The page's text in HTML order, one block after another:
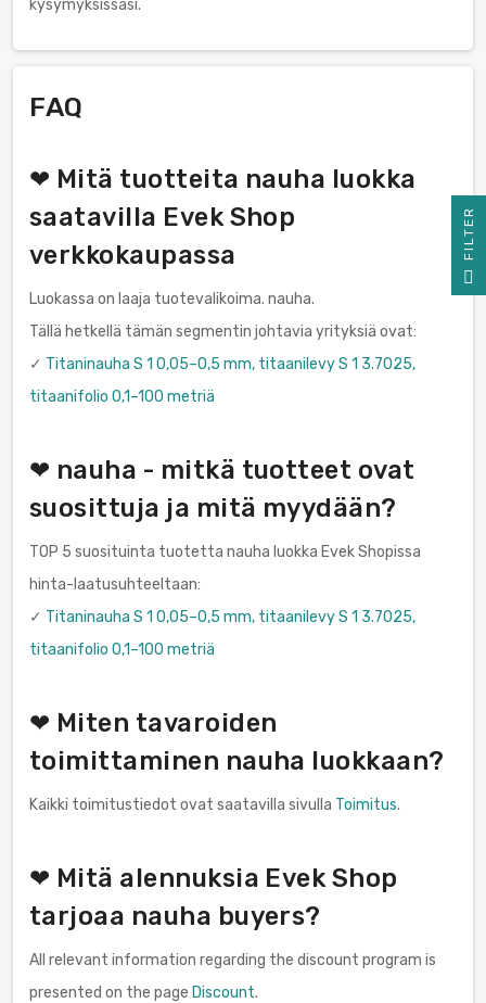
kysymyksissäsi.
FAQ
❤ Mitä tuotteita nauha luokka
saatavilla Evek Shop
verkkokaupassa
Luokassa on laaja tuotevalikoima. nauha.
Tällä hetkellä tämän segmentin johtavia yrityksiä ovat:
✓ Titaninauha S 1 0,05–0,5 mm, titaanilevy S 1 3.7025,
titaanifolio 0,1–100 metriä
❤ nauha - mitkä tuotteet ovat
suosittuja ja mitä myydään?
TOP 5 suosituinta tuotetta nauha luokka Evek Shopissa
hinta-laatusuhteeltaan:
✓ Titaninauha S 1 0,05–0,5 mm, titaanilevy S 1 3.7025,
titaanifolio 0,1–100 metriä
❤ Miten tavaroiden
toimittaminen nauha luokkaan?
Kaikki toimitustiedot ovat saatavilla sivulla Toimitus.
❤ Mitä alennuksia Evek Shop
tarjoaa nauha buyers?
All relevant information regarding the discount program is
presented on the page Discount.
R